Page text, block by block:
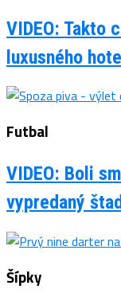
VIDEO: Takto
luxusného
Futbal
VIDEO: Boli
vypredaný
Šípky